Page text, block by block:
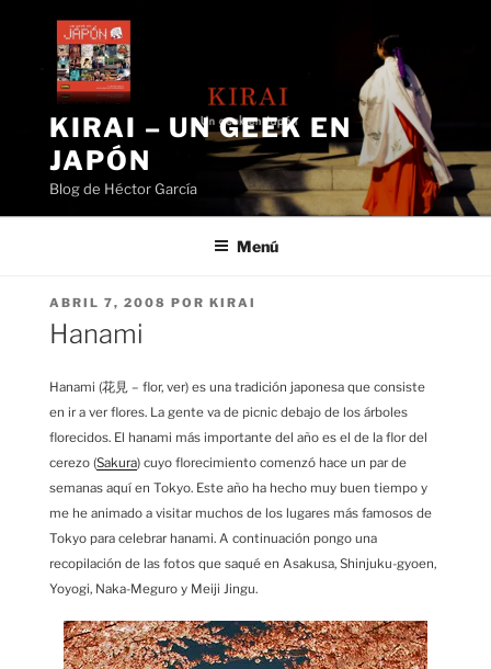
contenido
KIRAI – UN GEEK EN
JAPÓN
Blog de Héctor García
Menú
PUBLICADO
EL
ABRIL 7, 2008 POR KIRAI
Hanami
Hanami (花見 – flor, ver) es una tradición japonesa que consiste
en ir a ver flores. La gente va de picnic debajo de los árboles
florecidos. El hanami más importante del año es el de la flor del
cerezo (Sakura) cuyo florecimiento comenzó hace un par de
semanas aquí en Tokyo. Este año ha hecho muy buen tiempo y
me he animado a visitar muchos de los lugares más famosos de
Tokyo para celebrar hanami. A continuación pongo una
recopilación de las fotos que saqué en Asakusa, Shinjuku-gyoen,
Yoyogi, Naka-Meguro y Meiji Jingu.